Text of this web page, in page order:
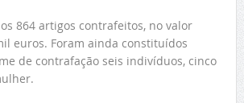
864 artigos contrafeitos, no valor
euros. Foram ainda constituídos
de contrafação seis indivíduos, cinco